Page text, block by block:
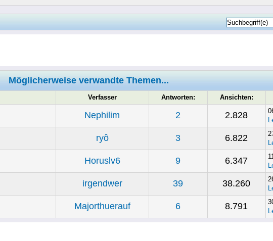
Möglicherweise verwandte Themen...
Verfasser Antworten: Ansichten:
Nephilim 2 2.828
ryô 3 6.822
Horuslv6 9 6.347
irgendwer 39 38.260
Majorthuerauf 6 8.791